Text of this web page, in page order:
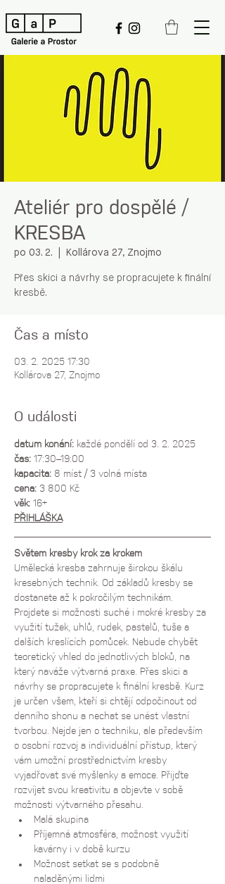
Ateliér pro dospělé /
KRESBA
po 03. 2. Kollárova 27, Znojmo
Přes skici a návrhy se propracujete k finální
kresbě.
Čas a místo
03. 2. 2025 17:30
Kollárova 27, Znojmo
O události
datum konání: každé pondělí od 3. 2. 2025
čas: 17:30–19:00
kapacita: 8 míst / 3 volná místa
cena: 3 800 Kč
věk: 16+
PŘIHLÁŠKA
Světem kresby krok za krokem
Umělecká kresba zahrnuje širokou škálu
kresebných technik. Od základů kresby se
dostanete až k pokročilým technikám.
Projdete si možnosti suché i mokré kresby za
využití tužek, uhlů, rudek, pastelů, tuše a
dalších kreslících pomůcek. Nebude chybět
teoretický vhled do jednotlivých bloků, na
který naváže výtvarná praxe. Přes skici a
návrhy se propracujete k finální kresbě. Kurz
je určen všem, kteří si chtějí odpočinout od
denního shonu a nechat se unést vlastní
tvorbou. Nejde jen o techniku, ale především
o osobní rozvoj a individuální přístup, který
vám umožní prostřednictvím kresby
vyjadřovat své myšlenky a emoce. Přijďte
rozvíjet svou kreativitu a objevte v sobě
možnosti výtvarného přesahu.
Malá skupina
Příjemná atmosféra, možnost využití
kavárny i v době kurzu
Možnost setkat se s podobně
naladěnými lidmi